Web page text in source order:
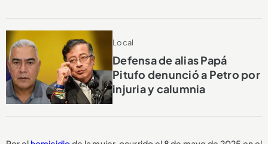
Local
Defensa de alias Papá
Pitufo denunció a Petro por
injuria y calumnia